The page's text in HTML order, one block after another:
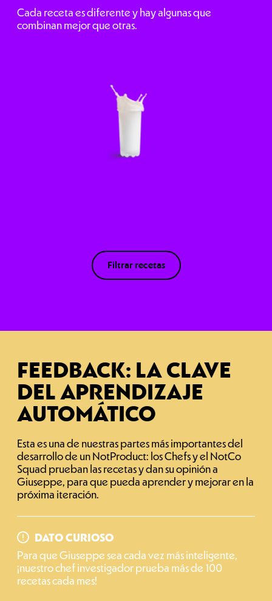
Cada receta es diferente y hay algunas que
combinan mejor que otras.
Filtrar recetas
(*)Puntuación: es simplemente la diferencia entre el objetivo y la
receta que da Giuseppe. Por lo tanto, con una puntuación/delta
más baja, tenemos una receta mejor y similar.
FEEDBACK: LA CLAVE
DEL APRENDIZAJE
AUTOMÁTICO
Esta es una de nuestras partes más importantes del
desarrollo de un NotProduct: los Chefs y el NotCo
Squad prueban las recetas y dan su opinión a
Giuseppe, para que pueda aprender y mejorar en la
próxima iteración.
DATO CURIOSO
Para que Giuseppe sea cada vez más inteligente,
¡nuestro chef investigador prueba más de 100
recetas cada mes!